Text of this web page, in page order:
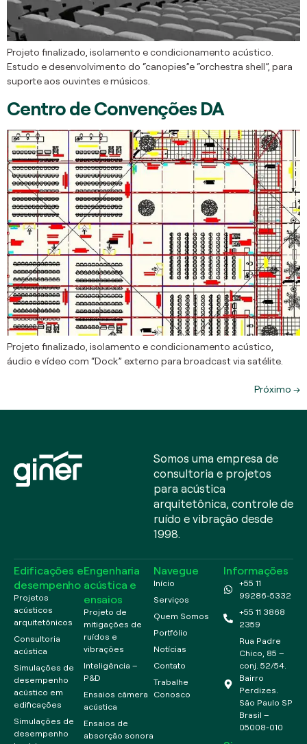
Projeto finalizado, isolamento e condicionamento acústico.
Estudo e desenvolvimento do “canopies”e “orchestra shell”, para
suporte aos ouvintes e músicos.
Centro de Convenções DA
Projeto finalizado, isolamento e condicionamento acústico,
áudio e vídeo com “Dock” externo para broadcast via satélite.
Próximo →
Somos uma empresa de
consultoria e projetos
para acústica
arquitetônica, controle de
ruído e vibração desde
1998.
Navegue
Início
Serviços
Quem Somos
Portfólio
Notícias
Contato
Trabalhe
Conosco
Edificações e
desempenho
Projetos
acústicos
arquitetônicos
Consultoria
acústica
Simulações de
desempenho
acústico em
edificações
Simulações de
desempenho
Engenharia
acústica e
ensaios
Projeto de
mitigações de
ruídos e
vibrações
Inteligência –
P&D
Ensaios câmera
acústica
Ensaios de
absorção sonora
Informações
+55 11
99286-5332
+55 11 3868
2359
Rua Padre
Chico, 85 –
conj. 52/54.
Bairro
Perdizes.
São Paulo SP
Brasil –
05008-010